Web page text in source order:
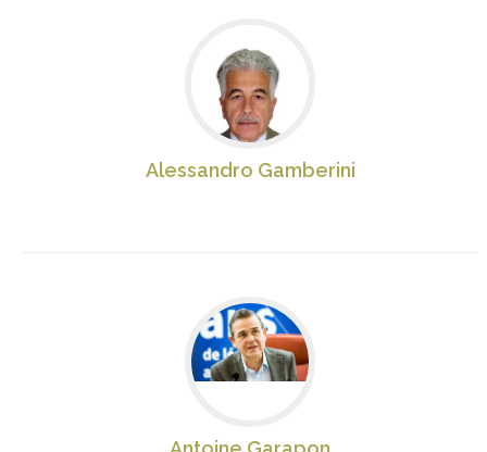
Alessandro Gamberini